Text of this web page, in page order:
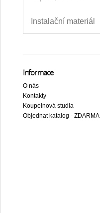
Instalační materiál
Informace
O nás
Kontakty
Koupelnová studia
Objednat katalog - ZDARMA